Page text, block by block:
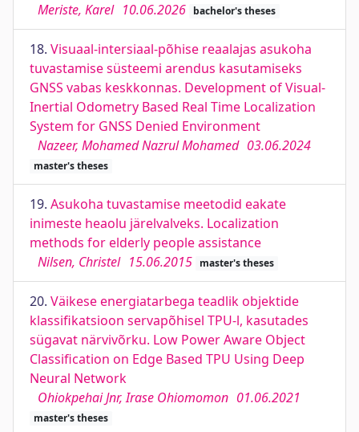
Meriste, Karel 10.06.2026 bachelor's theses
18. Visuaal-intersiaal-põhise reaalajas asukoha
tuvastamise süsteemi arendus kasutamiseks
GNSS vabas keskkonnas. Development of Visual-
Inertial Odometry Based Real Time Localization
System for GNSS Denied Environment
Nazeer, Mohamed Nazrul Mohamed 03.06.2024
master's theses
19. Asukoha tuvastamise meetodid eakate
inimeste heaolu järelvalveks. Localization
methods for elderly people assistance
Nilsen, Christel 15.06.2015 master's theses
20. Väikese energiatarbega teadlik objektide
klassifikatsioon servapõhisel TPU-l, kasutades
sügavat närvivõrku. Low Power Aware Object
Classification on Edge Based TPU Using Deep
Neural Network
Ohiokpehai Jnr, Irase Ohiomomon 01.06.2021
master's theses